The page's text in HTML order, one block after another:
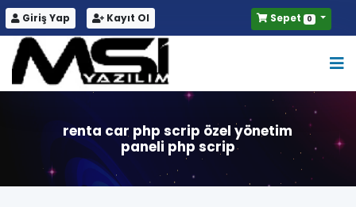
Giriş Yap Kayıt Ol Sepet 0
renta car php scrip özel yönetim
paneli php scrip